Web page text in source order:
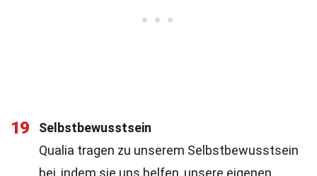
19
Selbstbewusstsein
Qualia tragen zu unserem Selbstbewusstsein
bei, indem sie uns helfen, unsere eigenen